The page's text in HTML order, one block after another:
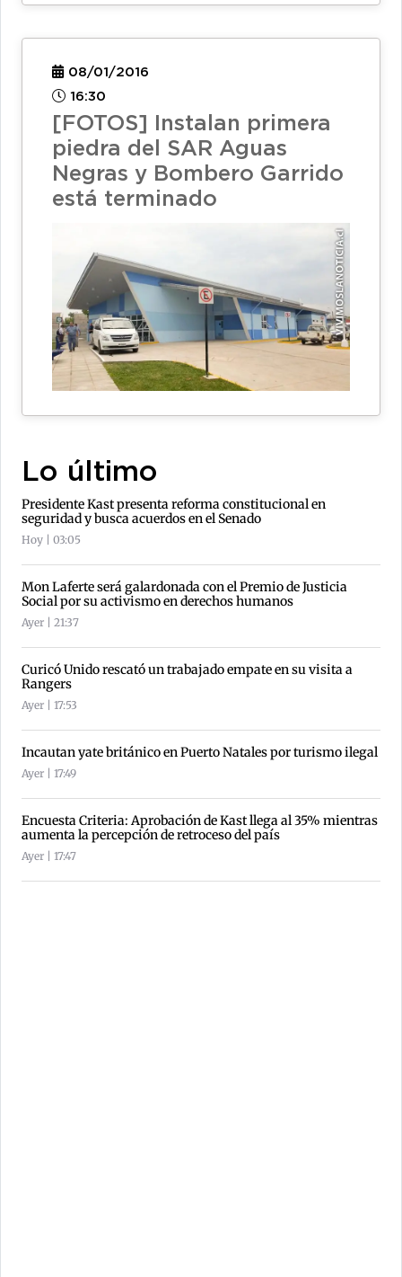
08/01/2016
16:30
[FOTOS] Instalan primera
piedra del SAR Aguas
Negras y Bombero Garrido
está terminado
Lo último
Presidente Kast presenta reforma constitucional en
seguridad y busca acuerdos en el Senado
Hoy | 03:05
Mon Laferte será galardonada con el Premio de Justicia
Social por su activismo en derechos humanos
Ayer | 21:37
Curicó Unido rescató un trabajado empate en su visita a
Rangers
Ayer | 17:53
Incautan yate británico en Puerto Natales por turismo ilegal
Ayer | 17:49
Encuesta Criteria: Aprobación de Kast llega al 35% mientras
aumenta la percepción de retroceso del país
Ayer | 17:47